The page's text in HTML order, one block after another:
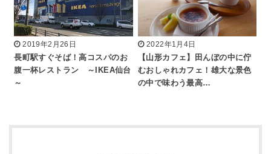
2019年2月26日
長町駅すぐそば！高コスパのお
腹一杯レストラン ～IKEA仙台
～
2022年1月4日
【山形カフェ】田んぼの中に佇
むおしゃれカフェ！雄大な景色
の中で味わう最高…